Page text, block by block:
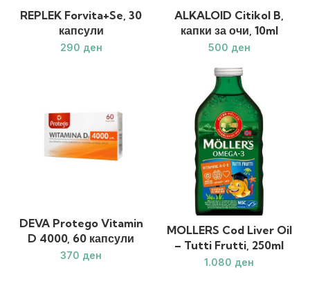
REPLEK Forvita+Se, 30
капсули
ден
ALKALOID Citikol B,
капки за очи, 10ml
ден
DEVA Protego Vitamin
D 4000, 60 капсули
ден
MOLLERS Cod Liver Oil
– Tutti Frutti, 250ml
ден